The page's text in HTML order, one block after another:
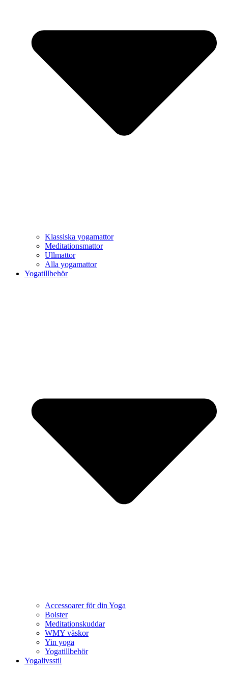
Klassiska yogamattor
Meditationsmattor
Ullmattor
Alla yogamattor
Yogatillbehör
Accessoarer för din Yoga
Bolster
Meditationskuddar
WMY väskor
Yin yoga
Yogatillbehör
Yogalivsstil